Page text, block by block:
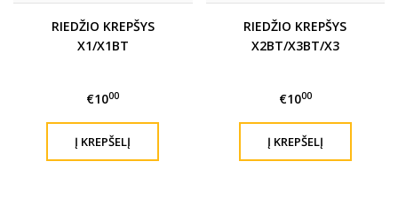
RIEDŽIO KREPŠYS
X1/X1BT
€1000
RIEDŽIO KREPŠYS
X2BT/X3BT/X3
€1000